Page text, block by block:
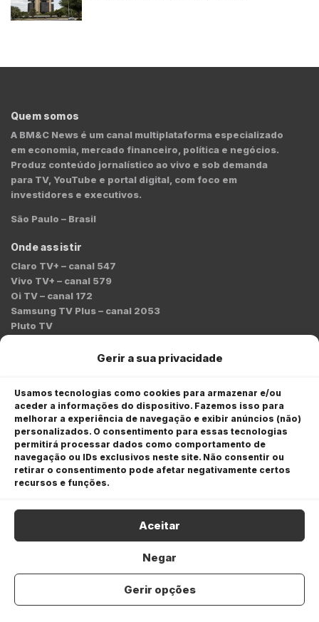
Gerir a sua privacidade
Usamos tecnologias como cookies para armazenar e/ou
aceder a informações do dispositivo. Fazemos isso para
melhorar a experiência de navegação e exibir anúncios (não)
personalizados. O consentimento para essas tecnologias
permitirá processar dados como comportamento de
navegação ou IDs exclusivos neste site. Não consentir ou
retirar o consentimento pode afetar negativamente certos
recursos e funções.
Aceitar
Negar
Gerir opções
Quem somos
A BM&C News é um canal multiplataforma especializado
em economia, mercado financeiro, política e negócios.
Produz conteúdo jornalístico ao vivo e sob demanda
para TV, YouTube e portal digital, com foco em
investidores e executivos.
São Paulo – Brasil
Onde assistir
Claro TV+ – canal 547
Vivo TV+ – canal 579
Oi TV – canal 172
Samsung TV Plus – canal 2053
Pluto TV
redacao@bmcnews.com.br
Comercial:
comercial@bmcnews.com.br
Anuncie na BM&C News
A BM&C News conecta marcas a milhões de investidores
através de TV, YouTube e plataformas digitais.
COPYRIGHT © 2026 BM&C News. Todos os direitos